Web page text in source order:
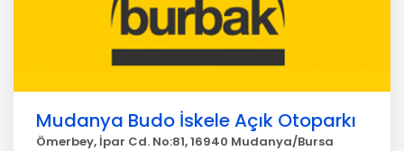
Mudanya Budo İskele Açık Otoparkı
Ömerbey, İpar Cd. No:81, 16940 Mudanya/Bursa